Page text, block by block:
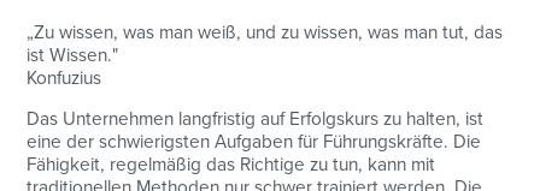
„Zu wissen, was man weiß, und zu wissen, was man tut, das
ist Wissen."
Konfuzius
Das Unternehmen langfristig auf Erfolgskurs zu halten, ist
eine der schwierigsten Aufgaben für Führungskräfte. Die
Fähigkeit, regelmäßig das Richtige zu tun, kann mit